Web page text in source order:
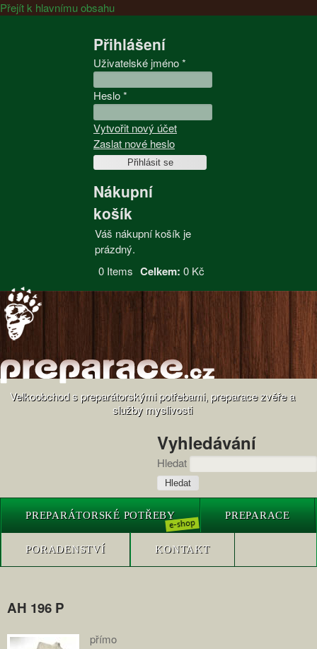
Přejít k hlavnímu obsahu
Přihlášení
Uživatelské jméno*
Heslo*
Vytvořit nový účet
Zaslat nové heslo
Nákupní
košík
Váš nákupní košík je
prázdný.
0 Items Celkem: 0 Kč
Velkoobchod s preparátorskými potřebami, preparace zvěře a
služby myslivosti
Vyhledávání
Hledat
PREPARÁTORSKÉ POTŘEBY PREPARACE
PORADENSTVÍ KONTAKT
AH 196 P
přímo